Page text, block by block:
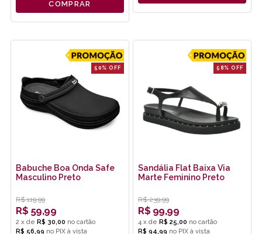
COMPRAR
50% OFF
Babuche Boa Onda Safe
Masculino Preto
R$ 119,99
R$ 59,99
2 x de R$ 30,00
R$ 56,99 no PIX
58% OFF
Sandália Flat Baixa Via
Marte Feminino Preto
R$ 239,99
R$ 99,99
4 x de R$ 25,00
R$ 94,99 no PIX